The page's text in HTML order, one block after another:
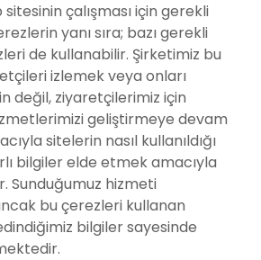
çalışması için gerekli
yanı sıra; bazı gerekli
de kullanabilir. Şirketimiz bu
izlemek veya onları
değil, ziyaretçilerimiz için
geliştirmeye devam
sitelerin nasıl kullanıldığı
bilgiler elde etmek amacıyla
Sunduğumuz hizmeti
bu çerezleri kullanan
bilgiler sayesinde